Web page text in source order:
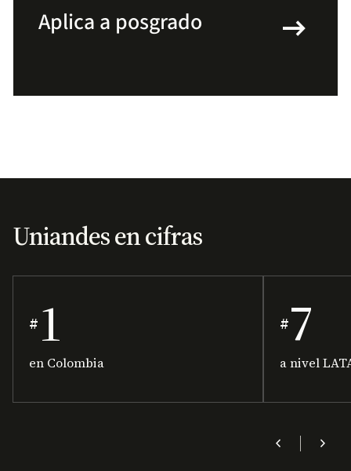
Aplica a posgrado arrow_right_alt
Uniandes en cifras
# 1
en Colombia
#7
a nivel
chevron_left chevron_right